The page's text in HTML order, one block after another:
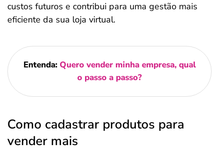
custos futuros e contribui para uma gestão mais
eficiente da sua loja virtual.
Entenda: Quero vender minha empresa, qual
o passo a passo?
Como cadastrar produtos para
vender mais